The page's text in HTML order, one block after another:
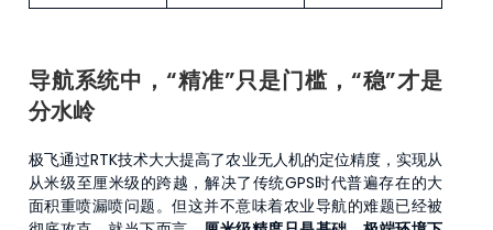
导航系统中，“精准”只是门槛，“稳”才是
分水岭
极飞通过RTK技术大大提高了农业无人机的定位精度，实现从
从米级至厘米级的跨越，解决了传统GPS时代普遍存在的大
面积重喷漏喷问题。但这并不意味着农业导航的难题已经被